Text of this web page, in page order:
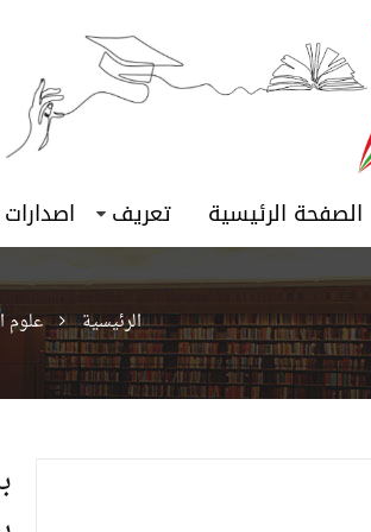
الصفحة الرئيسية تعريف اصدارات
الرئيسية علوم